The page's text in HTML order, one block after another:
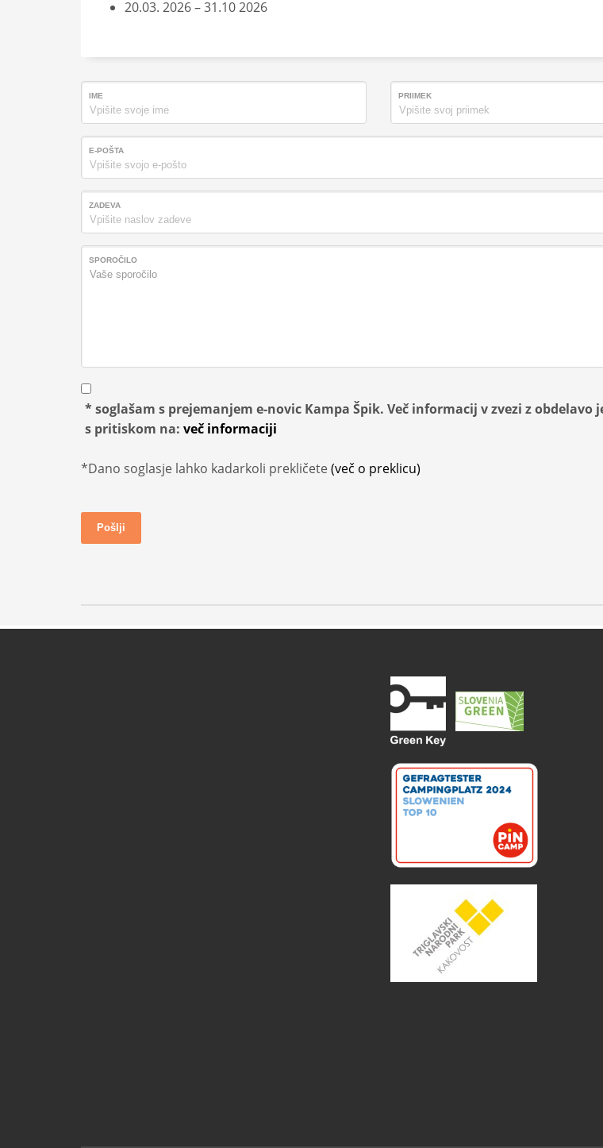
20.03. 2026 – 31.10 2026
IME PRIIMEK
E-POŠTA
ZADEVA
SPOROČILO
* soglašam s prejemanjem e-novic Kampa Špik. Več informacij v zvezi z obdelavo
s pritiskom na: več informaciji
*Dano soglasje lahko kadarkoli prekličete (več o preklicu)
Pošlji